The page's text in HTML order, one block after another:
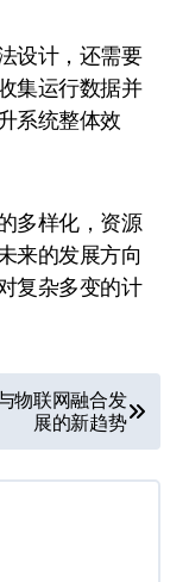
设计，还需要
集运行数据并
系统整体效
多样化，资源
来的发展方向
复杂多变的计
物联网融合发
展的新趋势